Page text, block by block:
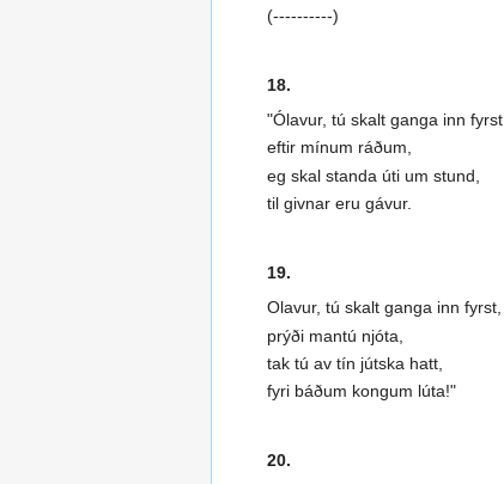
(----------)
18.
"Ólavur, tú skalt ganga inn fyrst
eftir mínum ráðum,
eg skal standa úti um stund,
til givnar eru gávur.
19.
Olavur, tú skalt ganga inn fyrst,
prýði mantú njóta,
tak tú av tín jútska hatt,
fyri báðum kongum lúta!"
20.